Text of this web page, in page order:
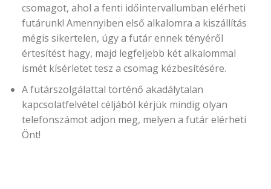
csomagot, ahol a fenti időintervallumban elérheti
futárunk! Amennyiben első alkalomra a kiszállítás
mégis sikertelen, úgy a futár ennek tényéről
értesítést hagy, majd legfeljebb két alkalommal
ismét kísérletet tesz a csomag kézbesítésére.
A futárszolgálattal történő akadálytalan
kapcsolatfelvétel céljából kérjük mindig olyan
telefonszámot adjon meg, melyen a futár elérheti
Önt!